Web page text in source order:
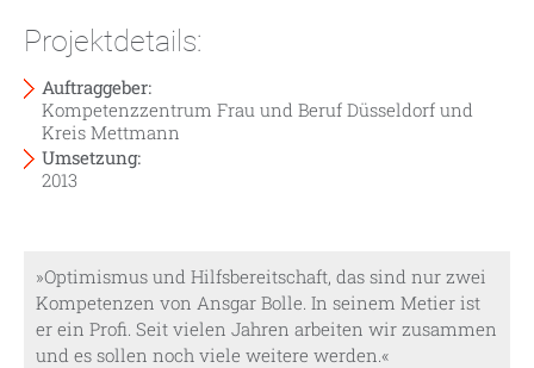
Projektdetails:
Auftraggeber:
Kompetenzzentrum Frau und Beruf Düsseldorf und
Kreis Mettmann
Umsetzung:
2013
»Optimismus und Hilfsbereitschaft, das sind nur zwei
Kompetenzen von Ansgar Bolle. In seinem Metier ist
er ein Profi. Seit vielen Jahren arbeiten wir zusammen
und es sollen noch viele weitere werden.«